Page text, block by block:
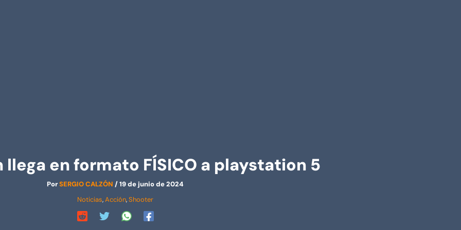
en formato FÍSICO a playstation 5
PorSERGIO CALZÓN /19 de junio de 2024
Noticias,Acción,Shooter